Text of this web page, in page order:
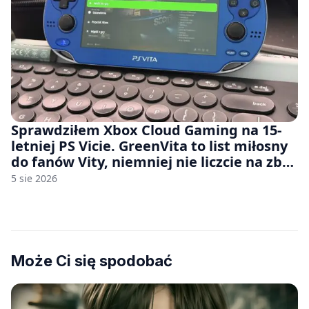
Sprawdziłem Xbox Cloud Gaming na 15-
letniej PS Vicie. GreenVita to list miłosny
do fanów Vity, niemniej nie liczcie na zbyt
wiele [FELIETON]
5 sie 2026
Może Ci się spodobać